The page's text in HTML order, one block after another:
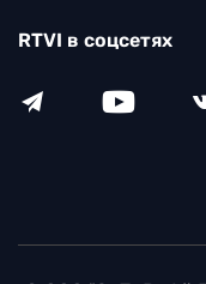
RTVI в соцсетях